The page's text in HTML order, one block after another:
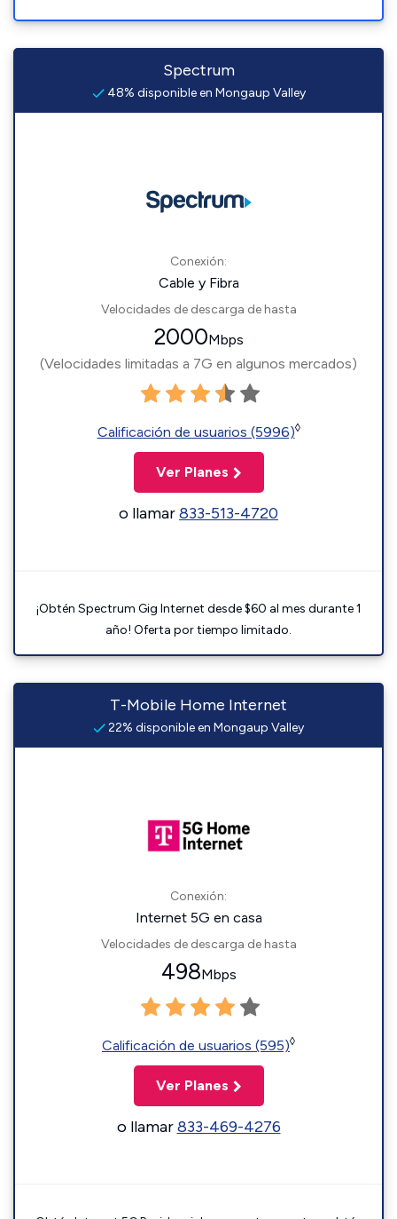
Spectrum
48% disponible en Mongaup Valley
Conexión:
Cable y Fibra
Velocidades de descarga de hasta
2000Mbps
(Velocidades limitadas a 7G en algunos mercados)
Calificación de usuarios (5996)◊
Ver Planes
o llamar833-513-4720
¡Obtén Spectrum Gig Internet desde $60 al mes durante 1
año! Oferta por tiempo limitado.
T-Mobile Home Internet
22% disponible en Mongaup Valley
Conexión:
Internet 5G en casa
Velocidades de descarga de hasta
498Mbps
Calificación de usuarios (595)◊
Ver Planes
o llamar833-469-4276